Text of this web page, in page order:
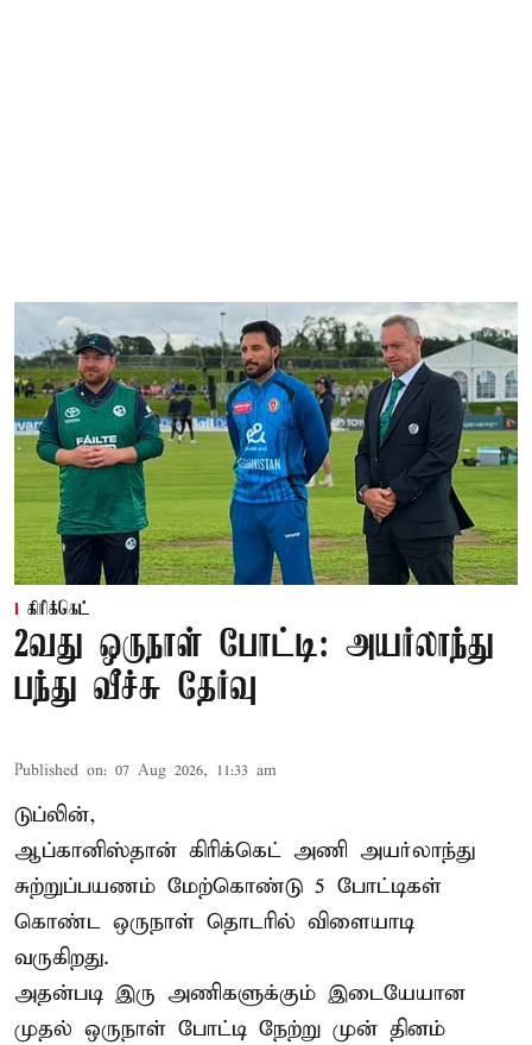
கிரிக்கெட்
2வது ஒருநாள் போட்டி: அயர்லாந்து
பந்து வீச்சு தேர்வு
Published on: 07 Aug 2026, 11:33 am
டுப்லின்,
ஆப்கானிஸ்தான் கிரிக்கெட் அணி அயர்லாந்து
சுற்றுப்பயணம் மேற்கொண்டு 5 போட்டிகள்
கொண்ட ஒருநாள் தொடரில் விளையாடி
வருகிறது.
அதன்படி இரு அணிகளுக்கும் இடையேயான
முதல் ஒருநாள் போட்டி நேற்று முன் தினம்